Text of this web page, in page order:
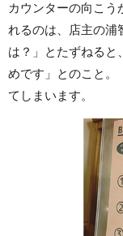
カウンターの向こう
れるのは、店主の浦
は？」とたずねると
めです」とのこと。
てしまいます。